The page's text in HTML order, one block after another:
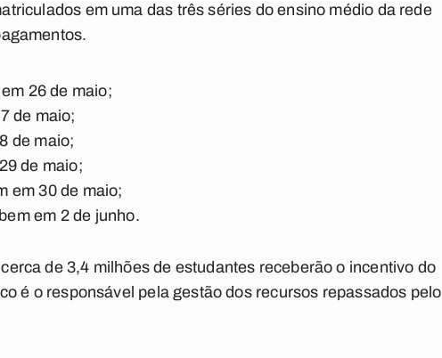
em uma das três séries do ensino médio da rede
26 de maio;
de maio;
de maio;
de maio;
em 30 de maio;
em 2 de junho.
de 3,4 milhões de estudantes receberão o incentivo do
é o responsável pela gestão dos recursos repassados pelo